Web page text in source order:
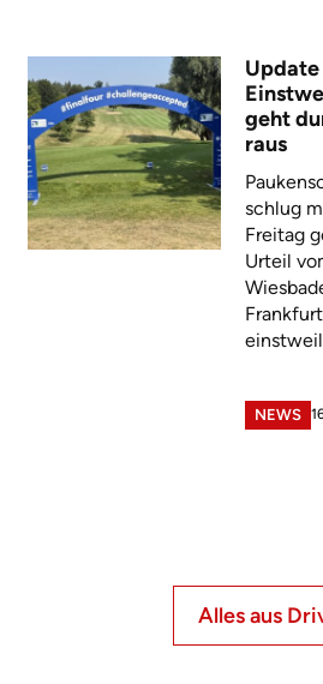
geht
raus
schlug
Freitag
Urteil
NEWS
Alles aus